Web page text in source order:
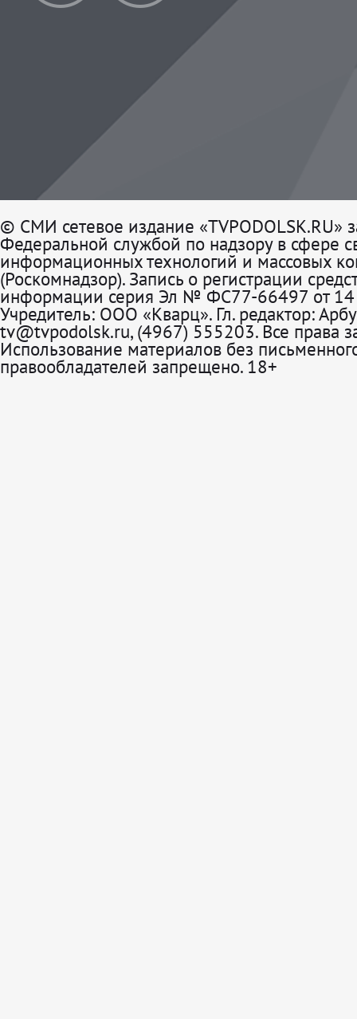
© СМИ сетевое издание «TVPODOLSK.RU»
Федеральной службой по надзору в сфере
информационных технологий и массовых
(Роскомнадзор). Запись о регистрации
информации серия Эл № ФС77-66497 от 14
Учредитель: ООО «Кварц». Гл. редактор:
tv@tvpodolsk.ru, (4967) 555203. Все права
Использование материалов без
правообладателей запрещено. 18+